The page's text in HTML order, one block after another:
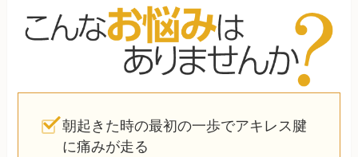
朝起きた時の最初の一歩でアキレス腱
に痛みが走る